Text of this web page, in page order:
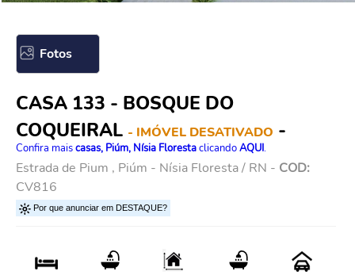
Fotos
CASA 133 - BOSQUE DO
COQUEIRAL - IMÓVEL DESATIVADO -
Confira maiscasas, Piúm, Nísia FlorestaclicandoAQUI.
Estrada de Pium , Piúm - Nísia Floresta / RN - COD:
CV816
Por que anunciar em DESTAQUE?